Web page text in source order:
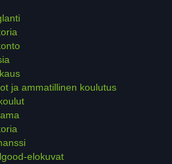
ja ammatillinen koulutus
elokuvat